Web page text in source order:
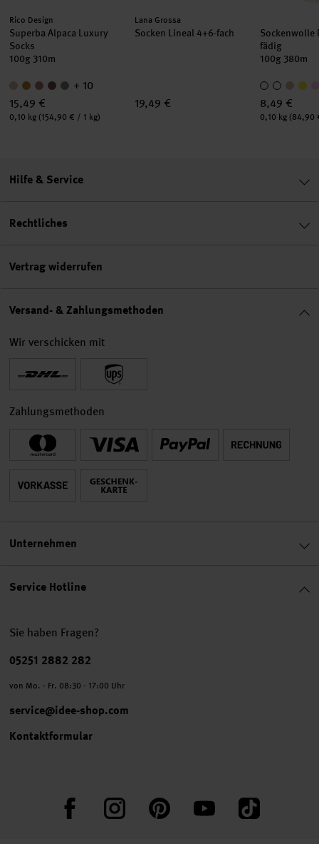
Hersteller:
Rico Design
Superba Alpaca Luxury
Socks
100g 310m
+ 10
15,49 €
Inhalt:
0,10 kg (154,90 € / 1 kg)
Hersteller:
Lana Grossa
Socken Lineal 4+6-fach
19,49 €
Sockenwolle
fädig
100g 380m
8,49 €
Inhalt:
0,10 kg (84,90
Service Hotline
Sie haben Fragen?
Telefonnummer
05251 2882 282
von Mo. - Fr. 08:30 - 17:00 Uhr
service@idee-shop.com
Kontaktformular
FacebookInstagram PinterestYouTube TikTok
Hilfe & Service
Rechtliches
Vertrag widerrufen
Versand- & Zahlungsmethoden
Wir verschicken mit
Zahlungsmethoden
Unternehmen